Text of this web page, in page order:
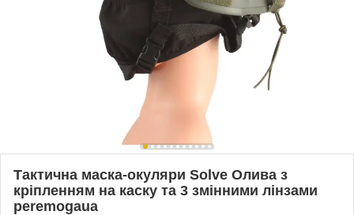
Тактична маска-окуляри Solve Олива з
кріпленням на каску та 3 змінними лінзами
peremogaua